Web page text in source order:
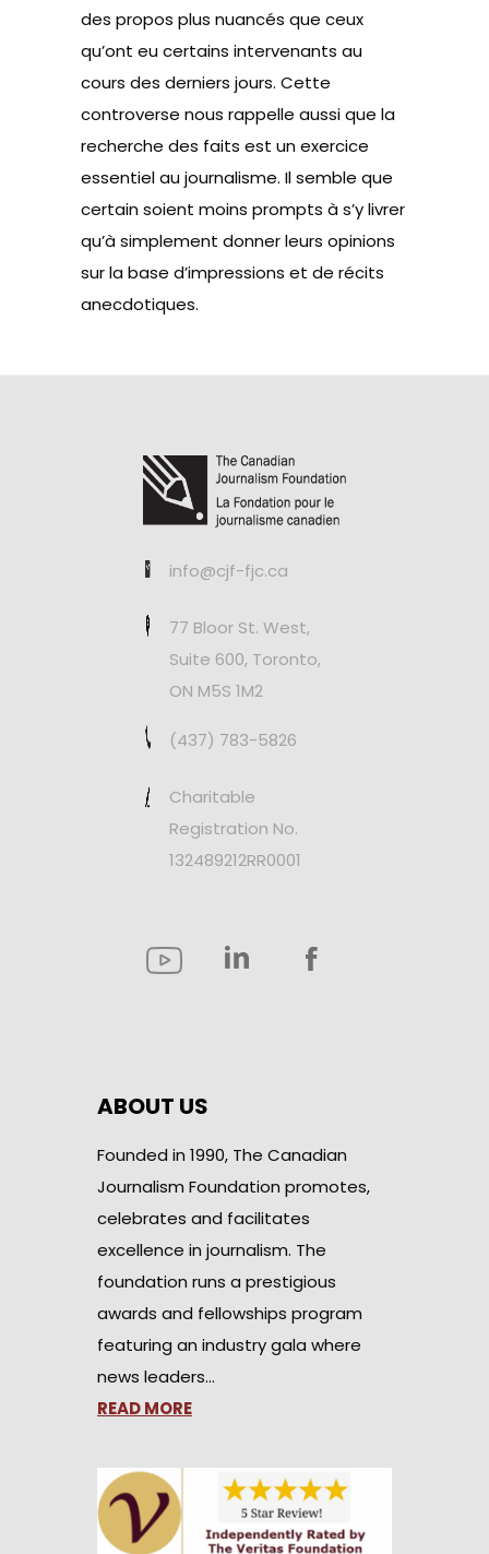
des propos plus nuancés que ceux
qu’ont eu certains intervenants au
cours des derniers jours. Cette
controverse nous rappelle aussi que la
recherche des faits est un exercice
essentiel au journalisme. Il semble que
certain soient moins prompts à s’y livrer
qu’à simplement donner leurs opinions
sur la base d’impressions et de récits
anecdotiques.
info@cjf-fjc.ca
77 Bloor St. West,
Suite 600, Toronto,
ON M5S 1M2
(437) 783-5826
Charitable
Registration No.
132489212RR0001
ABOUT US
Founded in 1990, The Canadian
Journalism Foundation promotes,
celebrates and facilitates
excellence in journalism. The
foundation runs a prestigious
awards and fellowships program
featuring an industry gala where
news leaders…
READ MORE